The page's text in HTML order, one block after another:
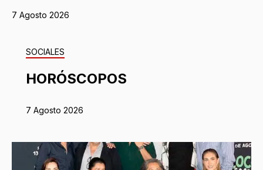
7 Agosto 2026
SOCIALES
HORÓSCOPOS
7 Agosto 2026